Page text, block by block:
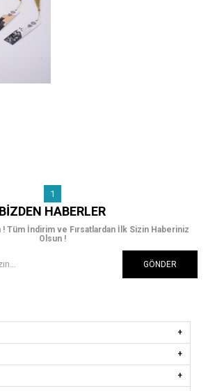
1
BIZDEN HABERLER
Tüm İndirim ve Fırsatlardan İlk Sizin Haberiniz
Olsun !
GÖNDER